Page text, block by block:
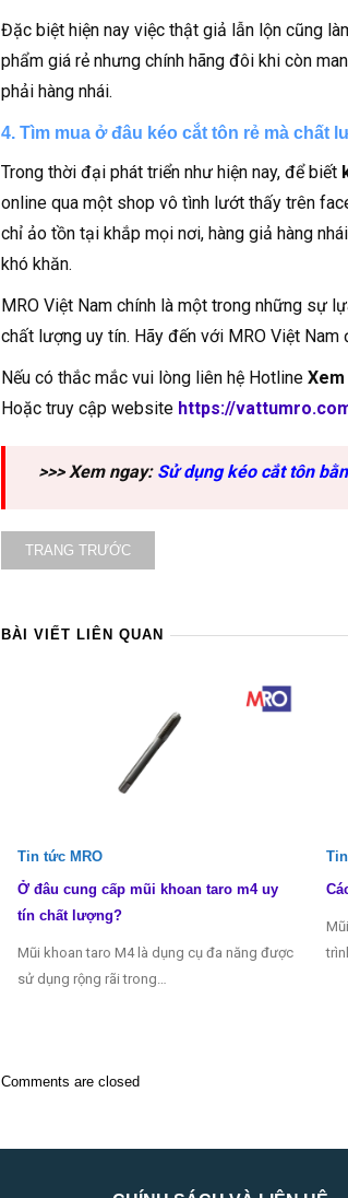
Đặc biệt hiện nay việc thật giả lẫn lộn cũng
phẩm giá rẻ nhưng chính hãng đôi khi còn
phải hàng nhái.
4. Tìm mua ở đâu kéo cắt tôn rẻ mà chất
Trong thời đại phát triển như hiện nay, để biết
online qua một shop vô tình lướt thấy trên
chỉ ảo tồn tại khắp mọi nơi, hàng giả hàng
khó khăn.
MRO Việt Nam chính là một trong những sự
chất lượng uy tín. Hãy đến với MRO Việt
Nếu có thắc mắc vui lòng liên hệ Hotline
Hoặc truy cập website https://
>>> Xem ngay: Sử dụng kéo cắt tôn
TRANG TRƯỚC
BÀI VIẾT LIÊN QUAN
Tin tức MRO
Ở đâu cung cấp mũi khoan taro m4 uy
tín chất lượng?
Mũi khoan taro M4 là dụng cụ đa năng được
sử dụng rộng rãi trong…
Comments are closed